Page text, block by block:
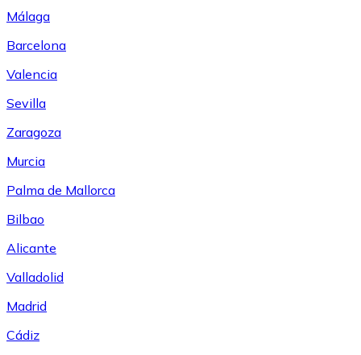
Málaga
Barcelona
Valencia
Sevilla
Zaragoza
Murcia
Palma de Mallorca
Bilbao
Alicante
Valladolid
Madrid
Cádiz